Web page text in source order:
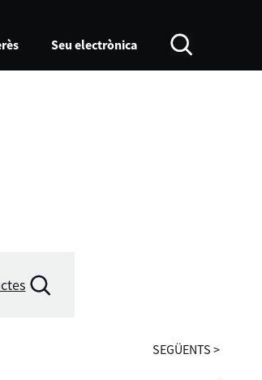
Seu electrònica
SEGÜENTS >